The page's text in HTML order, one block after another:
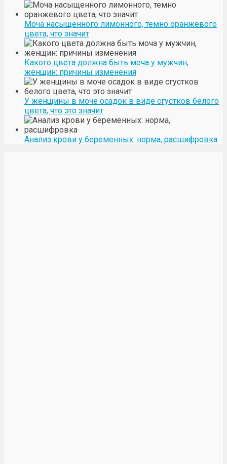
Моча насыщенного лимонного, темно оранжевого
цвета, что значит
Какого цвета должна быть моча у мужчин,
женщин: причины изменения
У женщины в моче осадок в виде сгустков белого
цвета, что это значит
Анализ крови у беременных: норма, расшифровка